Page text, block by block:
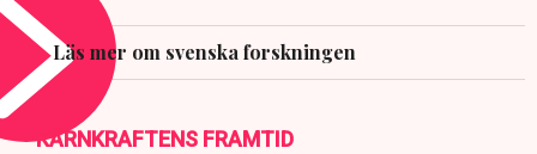
Läs mer om svenska forskningen
KÄRNKRAFTENS FRAMTID